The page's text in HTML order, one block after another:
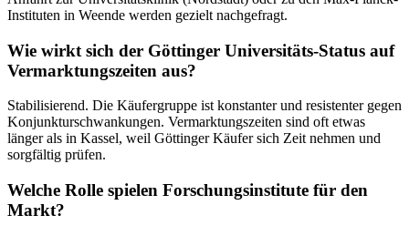
Instituten in Weende werden gezielt nachgefragt.
Wie wirkt sich der Göttinger Universitäts-Status auf
Vermarktungszeiten aus?
Stabilisierend. Die Käufergruppe ist konstanter und resistenter gegen
Konjunkturschwankungen. Vermarktungszeiten sind oft etwas
länger als in Kassel, weil Göttinger Käufer sich Zeit nehmen und
sorgfältig prüfen.
Welche Rolle spielen Forschungsinstitute für den
Markt?